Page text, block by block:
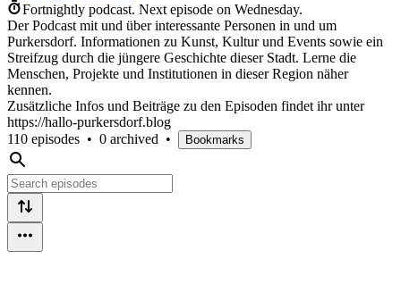
Fortnightly podcast. Next episode on Wednesday.
Der Podcast mit und über interessante Personen in und um
Purkersdorf. Informationen zu Kunst, Kultur und Events sowie ein
Streifzug durch die jüngere Geschichte dieser Stadt. Lerne die
Menschen, Projekte und Institutionen in dieser Region näher
kennen.
Zusätzliche Infos und Beiträge zu den Episoden findet ihr unter
https://hallo-purkersdorf.blog
110 episodes • 0 archived • Bookmarks